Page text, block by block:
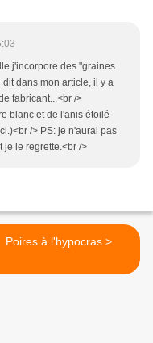
j'incorpore des "graines
dans mon article, il y a
fabricant...<br />
blanc et de l'anis étoilé
/> PS: je n'aurai pas
je le regrette.<br />
Poires à l'hypocras >